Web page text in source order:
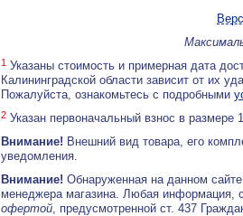
1 Указаны стоимость и примерная дата
Калининградской области зависит от их
Пожалуйста, ознакомьтесь с подробными
2 Указан первоначальный взнос в
Внимание! Внешний вид товара, его
уведомления.
Внимание! Обнаруженная на данном
менеджера магазина. Любая информация,
офертой, предусмотренной ст. 437